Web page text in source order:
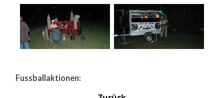
Fussballaktionen: